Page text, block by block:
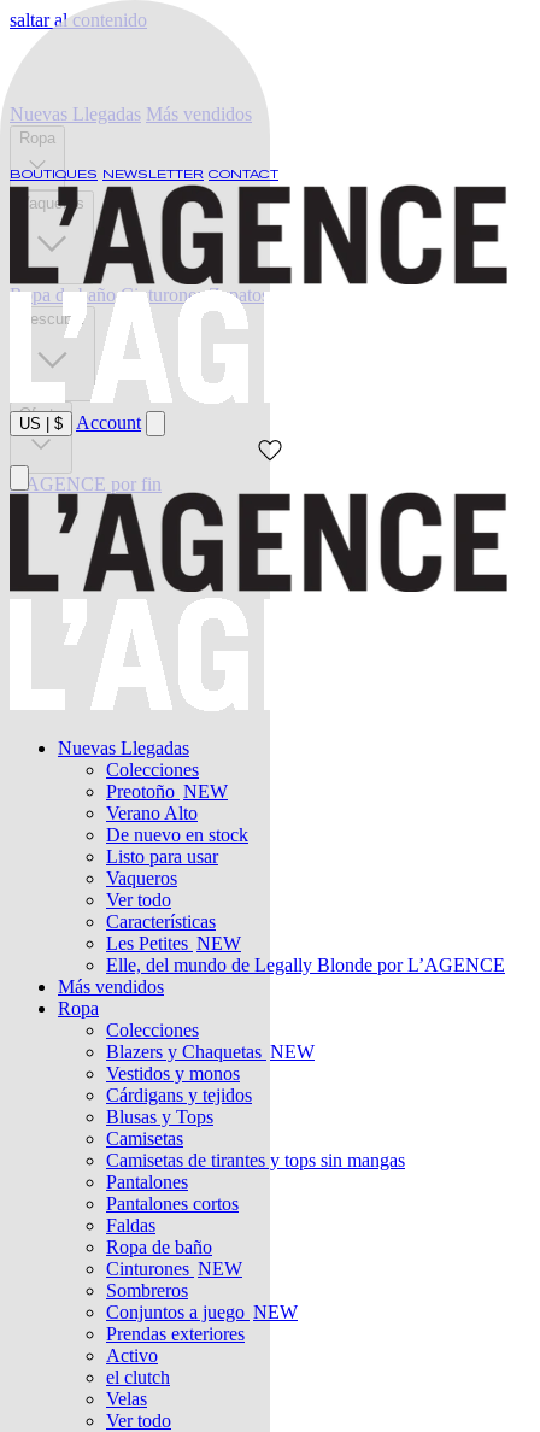
saltar al contenido
BOUTIQUES NEWSLETTER CONTACT
US $ Account
Nuevas Llegadas
Colecciones
Preotoño NEW
Verano Alto
De nuevo en stock
Listo para usar
Vaqueros
Ver todo
Características
Les Petites NEW
Elle, del mundo de Legally Blonde por L’AGENCE
Más vendidos
Ropa
Colecciones
Blazers y Chaquetas NEW
Vestidos y monos
Cárdigans y tejidos
Blusas y Tops
Camisetas
Camisetas de tirantes y tops sin mangas
Pantalones
Pantalones cortos
Faldas
Ropa de baño
Cinturones NEW
Sombreros
Conjuntos a juego NEW
Prendas exteriores
Activo
el clutch
Velas
Ver todo
Nuevas Llegadas Más vendidos
Ropa
Vaqueros
Ropa de baño Cinturones Zapatos
Descubrir
Oferta
L'AGENCE por fin